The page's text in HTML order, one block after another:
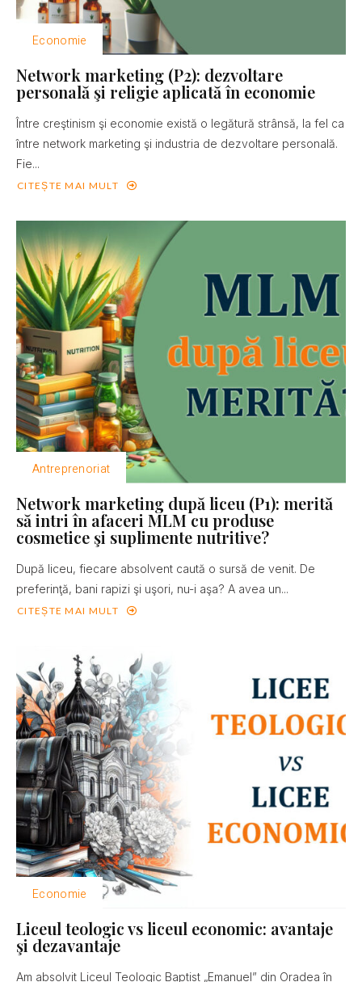
Economie
Network marketing (P2): dezvoltare
personală şi religie aplicată în economie
Între creştinism şi economie există o legătură strânsă, la fel ca
între network marketing şi industria de dezvoltare personală.
Fie...
CITEȘTE MAI MULT
Antreprenoriat
Network marketing după liceu (P1): merită
să intri în afaceri MLM cu produse
cosmetice şi suplimente nutritive?
După liceu, fiecare absolvent caută o sursă de venit. De
preferinţă, bani rapizi şi uşori, nu-i aşa? A avea un...
CITEȘTE MAI MULT
Economie
Liceul teologic vs liceul economic: avantaje
şi dezavantaje
Am absolvit Liceul Teologic Baptist „Emanuel” din Oradea în